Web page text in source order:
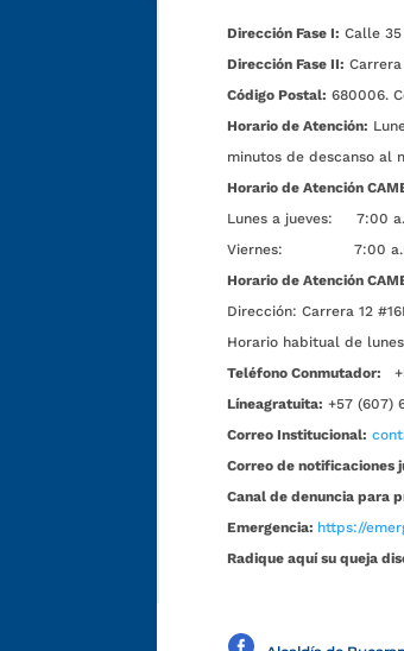
Dirección Fase I: Calle
Dirección Fase II:
Código Postal: 680006.
Horario de Atención:
minutos de descanso al
Horario de Atención
Lunes a jueves: 7:00
Viernes: 7:00 a.m. a
Horario de Atención
Dirección: Carrera 12
Horario habitual de
Teléfono Conmutador:
Líneagratuita: +57 (607)
Correo Institucional:
Correo de notificaciones
Canal de denuncia para
Emergencia: https://
Radique aquí su queja